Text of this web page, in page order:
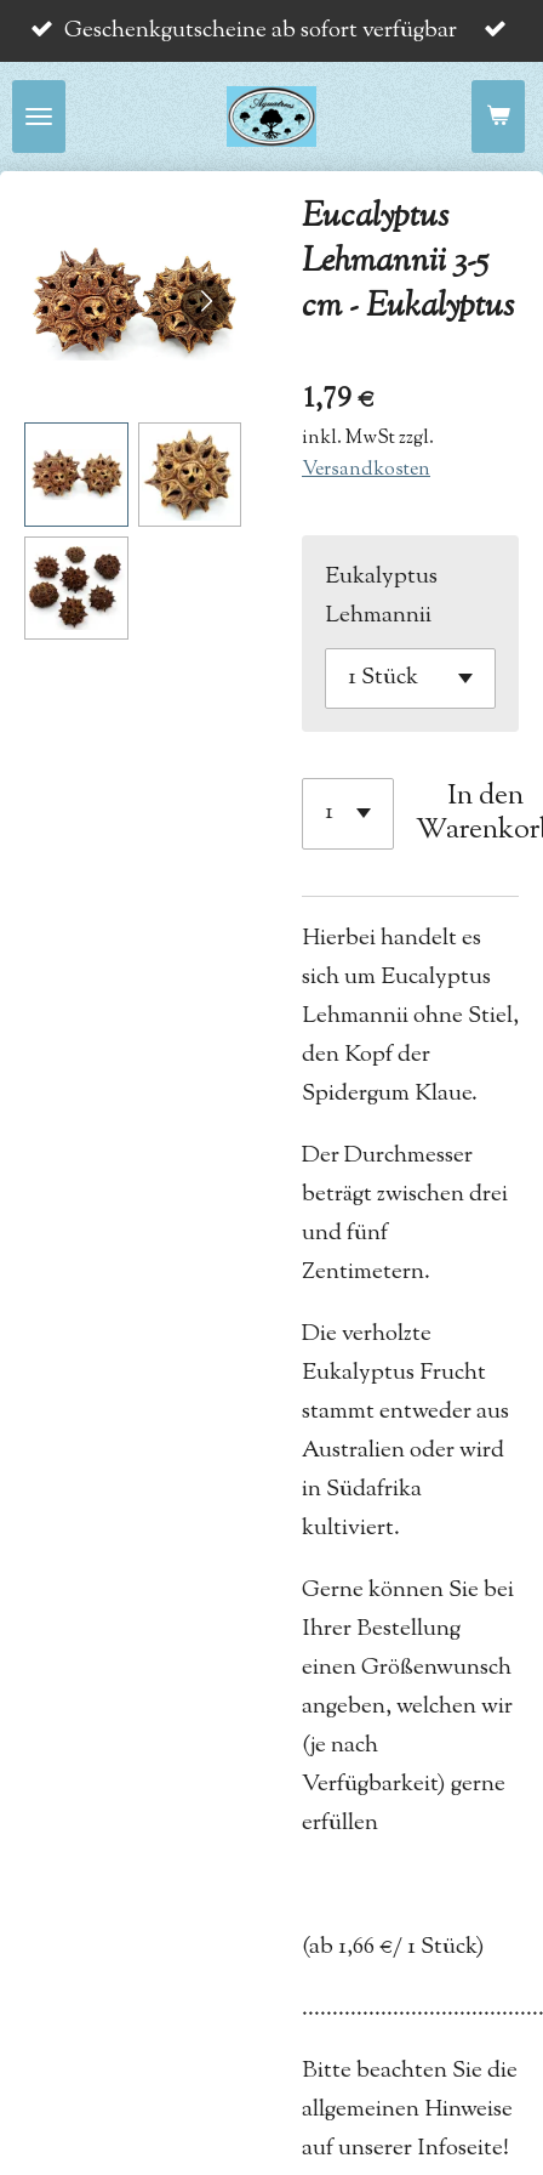
Zum
Hauptinhalt
springen
Geschenkgutscheine ab sofort verfügbar
Eucalyptus
Lehmannii 3-5
cm - Eukalyptus
1,79 €
inkl. MwSt zzgl.
Versandkosten
Eukalyptus
Lehmannii
In den
Hierbei handelt es
sich um Eucalyptus
Lehmannii ohne Stiel,
den Kopf der
Spidergum Klaue.
Der Durchmesser
beträgt zwischen drei
und fünf
Zentimetern.
Die verholzte
Eukalyptus Frucht
stammt entweder aus
Australien oder wird
in Südafrika
kultiviert.
Gerne können Sie bei
Ihrer Bestellung
einen Größenwunsch
angeben, welchen wir
(je nach
Verfügbarkeit) gerne
erfüllen
(ab 1,66 €/ 1 Stück)
Bitte beachten Sie die
allgemeinen Hinweise
auf unserer Infoseite!